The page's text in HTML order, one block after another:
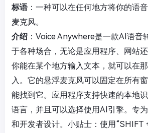
标语：一种可以在任何地方将你的语
麦克风。
介绍 ：Voice Anywhere是一款AI语音
于各种场合，无论是应用程序、网站
你能在某个地方输入文本，就可以在
入。它的悬浮麦克风可以固定在所有
能找到它。应用程序支持快速的本地
语言，并且可以选择使用AI引擎。专
和开发者设计。小贴士：使用“SHIFT